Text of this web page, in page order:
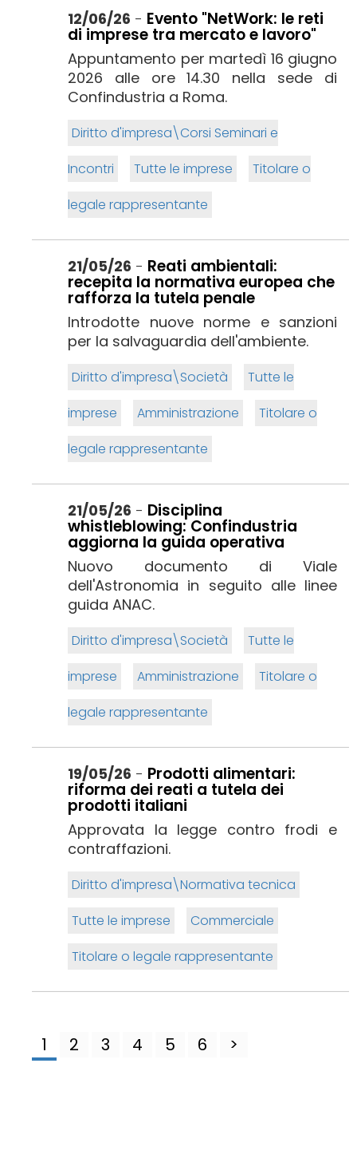
12/06/26 - Evento "NetWork: le reti
di imprese tra mercato e lavoro"
Appuntamento per martedì 16 giugno
2026 alle ore 14.30 nella sede di
Confindustria a Roma.
Diritto d'impresa\Corsi Seminari e
Incontri
Tutte le imprese
Titolare o
legale rappresentante
21/05/26 - Reati ambientali:
recepita la normativa europea che
rafforza la tutela penale
Introdotte nuove norme e sanzioni
per la salvaguardia dell'ambiente.
Diritto d'impresa\Società
Tutte le
imprese
Amministrazione
Titolare o
legale rappresentante
21/05/26 - Disciplina
whistleblowing: Confindustria
aggiorna la guida operativa
Nuovo documento di Viale
dell'Astronomia in seguito alle linee
guida ANAC.
Diritto d'impresa\Società
Tutte le
imprese
Amministrazione
Titolare o
legale rappresentante
19/05/26 - Prodotti alimentari:
riforma dei reati a tutela dei
prodotti italiani
Approvata la legge contro frodi e
contraffazioni.
Diritto d'impresa\Normativa tecnica
Tutte le imprese
Commerciale
Titolare o legale rappresentante
1 2 3 4 5 6 >